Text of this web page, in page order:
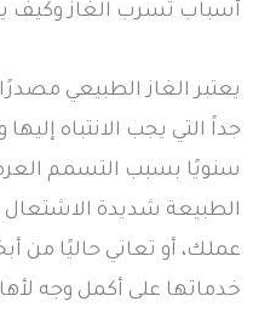
أسباب تسرب الغاز وكيف
يعتبر الغاز الطبيعي
جداً التي يجب الانتباه
سنويًا بسبب التسمم
الطبيعة شديدة الاشتعال
عملك، أو تعاني حاليًا من
خدماتها على أكمل وجه